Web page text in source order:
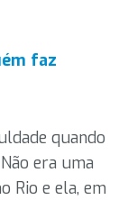
faz
quando
era uma
Rio e ela, em